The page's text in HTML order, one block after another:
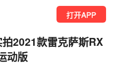
打开APP
2021款雷克萨斯RX
动版